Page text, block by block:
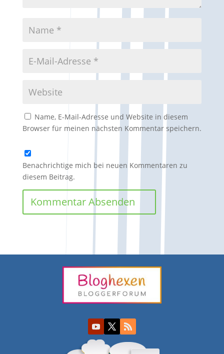
Name, E-Mail-Adresse und Website in diesem
Browser für meinen nächsten Kommentar speichern.
Benachrichtige mich bei neuen Kommentaren zu
diesem Beitrag.
Kommentar Absenden